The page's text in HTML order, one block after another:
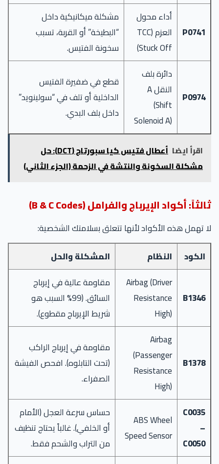
P0741
أداء محول
العزم (TCC
Stuck Off)
مشكلة ميكانيكية داخل
“البطيخة” أو القربة، تسبب
سخونة الفتيس.
P0974
دائرة بلف
النقل A
(Shift
Solenoid A)
قطع في ضفيرة الفتيس
الداخلية أو تلف في “سولينويد”
داخل بلف البدي.
اقرأ ايضا
أعطال فتيس كيا سبورتاج (DCT): حل
مشكلة السخونة والنتشة في الزحمة (الجزء الثاني)
ثالثاً: أكواد الإيرباج والفرامل (B & C Codes)
لا تهمل هذه الأكواد لأنها تتعلق بسلامتك الشخصية:
الكود
النظام المشكلة والحل
B1346
Airbag (Driver
Resistance
High)
مقاومة عالية في إيرباج
السائق. (99% السبب هو
شريط الإيرباج مقطوع).
B1378
Airbag
(Passenger
Resistance
High)
مقاومة في إيرباج الراكب
(تحت التابلوه). افحص الفيشة
الصفراء.
C0035
–
C0050
ABS Wheel
Speed Sensor
حساس سرعة العجل (الأمام
أو الخلفي). غالباً يحتاج تنظيف
من التراب والشحم فقط.